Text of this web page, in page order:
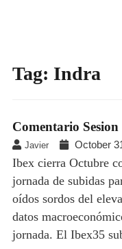
Tag: Indra
Comentario Sesion
Javier October
Ibex cierra Octubre
jornada de subidas
oídos sordos del
datos
jornada. El Ibex35